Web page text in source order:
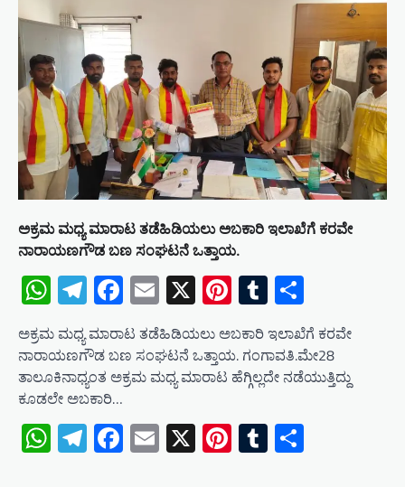
ಅಕ್ರಮ ಮಧ್ಯ ಮಾರಾಟ ತಡೆಹಿಡಿಯಲು ಅಬಕಾರಿ ಇಲಾಖೆಗೆ ಕರವೇ
ನಾರಾಯಣಗೌಡ ಬಣ ಸಂಘಟನೆ ಒತ್ತಾಯ.
WhatsApp
Telegram
Facebook
Email
X Pinterest
Tumblr
ಅಕ್ರಮ ಮಧ್ಯ ಮಾರಾಟ ತಡೆಹಿಡಿಯಲು ಅಬಕಾರಿ ಇಲಾಖೆಗೆ ಕರವೇ
ನಾರಾಯಣಗೌಡ ಬಣ ಸಂಘಟನೆ ಒತ್ತಾಯ. ಗಂಗಾವತಿ.ಮೇ28
ತಾಲೂಕಿನಾಧ್ಯಂತ ಅಕ್ರಮ ಮಧ್ಯ ಮಾರಾಟ ಹೆಗ್ಗಿಲ್ಲದೇ ನಡೆಯುತ್ತಿದ್ದು
ಕೂಡಲೇ ಅಬಕಾರಿ…
WhatsApp
Telegram
Facebook
Email
X Pinterest
Tumblr